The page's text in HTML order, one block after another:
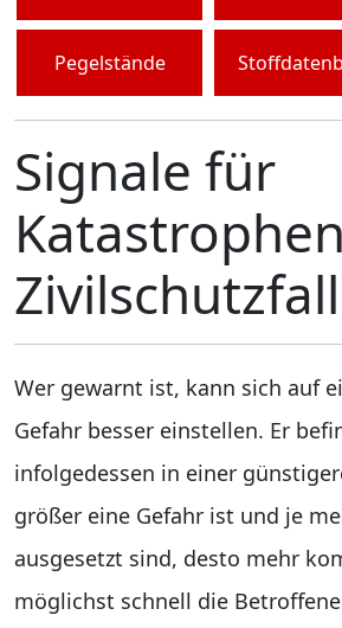
Pegelstände
Signale für
Zivilschutzfall
Wer gewarnt ist, kann sich auf
Gefahr besser einstellen. Er
infolgedessen in einer
größer eine Gefahr ist und je
ausgesetzt sind, desto mehr
möglichst schnell die